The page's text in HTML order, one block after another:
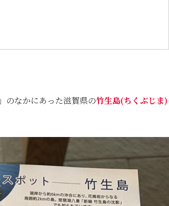
」のなかにあった滋賀県の竹生島(ちくぶじま)